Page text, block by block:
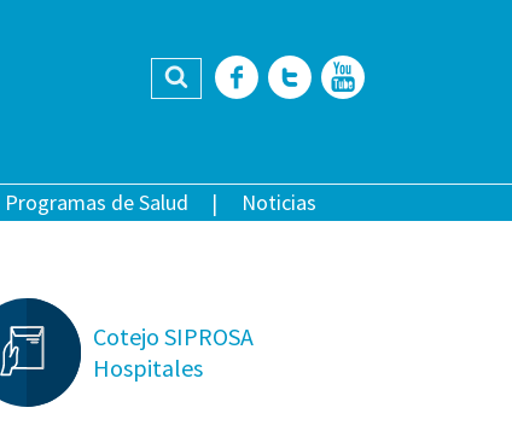
Buscar Facebook
Twitter
Programas de Salud Noticias
Cotejo SIPROSA
Hospitales